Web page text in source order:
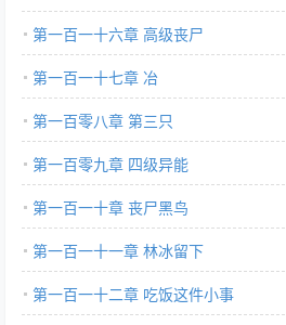
第一百一十六章 高级丧尸
第一百一十七章 冶
第一百零八章 第三只
第一百零九章 四级异能
第一百一十章 丧尸黑鸟
第一百一十一章 林冰留下
第一百一十二章 吃饭这件小事